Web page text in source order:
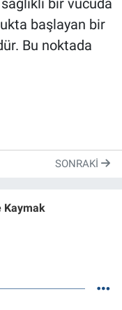
bir vücuda
başlayan bir
Bu noktada
SONRAKI
Kaymak